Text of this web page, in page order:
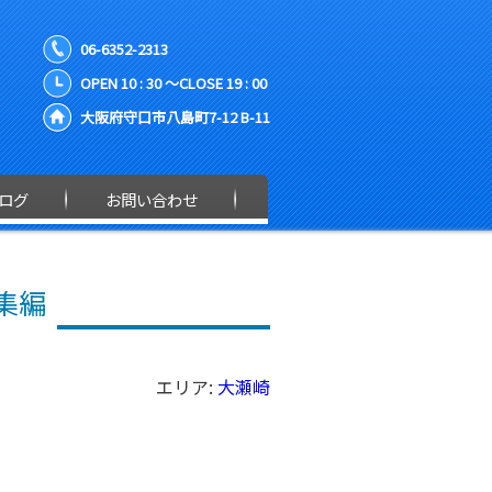
06-6352-2313
OPEN 10 : 30 ～CLOSE 19 : 00
大阪府守口市八島町7-12 B-11
グ お問い合わせ
編
エリア: 大瀬崎